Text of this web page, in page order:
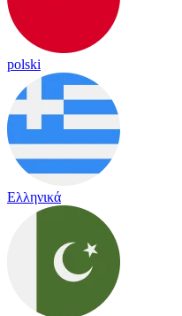
polski
Ελληνικά